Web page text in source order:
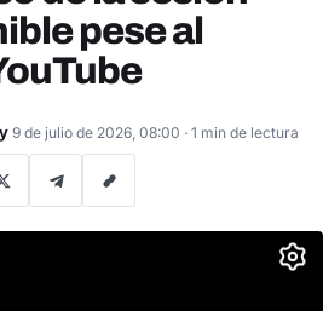
pese al
9 de julio de 2026, 08:00 · 1 min de lectura